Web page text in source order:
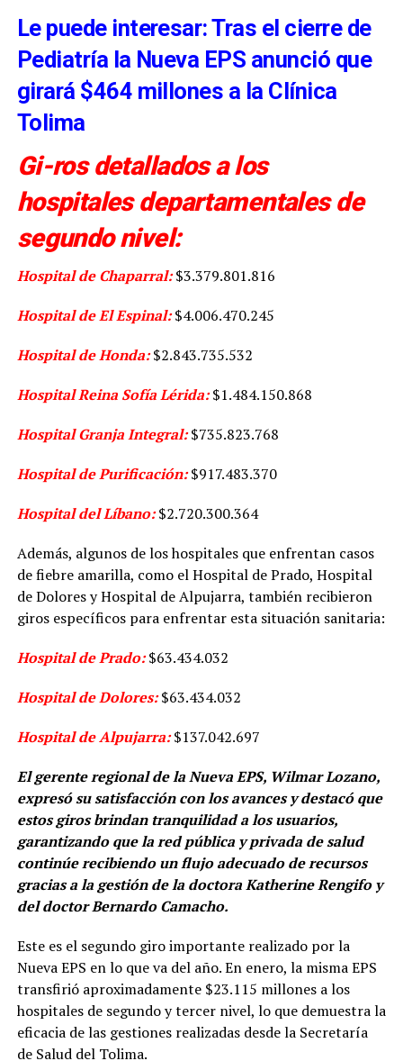
Le puede interesar: Tras el cierre de
Pediatría la Nueva EPS anunció que
girará $464 millones a la Clínica
Tolima
Gi-ros detallados a los
hospitales departamentales de
segundo nivel:
Hospital de Chaparral: $3.379.801.816
Hospital de El Espinal:$4.006.470.245
Hospital de Honda: $2.843.735.532
Hospital Reina Sofía Lérida: $1.484.150.868
Hospital Granja Integral:$735.823.768
Hospital de Purificación:$917.483.370
Hospital del Líbano:$2.720.300.364
Además, algunos de los hospitales que enfrentan casos
de fiebre amarilla, como el Hospital de Prado, Hospital
de Dolores y Hospital de Alpujarra, también recibieron
giros específicos para enfrentar esta situación sanitaria:
Hospital de Prado:$63.434.032
Hospital de Dolores:$63.434.032
Hospital de Alpujarra:$137.042.697
El gerente regional de la Nueva EPS, Wilmar Lozano,
expresó su satisfacción con los avances y destacó que
estos giros brindan tranquilidad a los usuarios,
garantizando que la red pública y privada de salud
continúe recibiendo un flujo adecuado de recursos
gracias a la gestión de la doctora Katherine Rengifo y
del doctor Bernardo Camacho.
Este es el segundo giro importante realizado por la
Nueva EPS en lo que va del año. En enero, la misma EPS
transfirió aproximadamente $23.115 millones a los
hospitales de segundo y tercer nivel, lo que demuestra la
eficacia de las gestiones realizadas desde la Secretaría
de Salud del Tolima.